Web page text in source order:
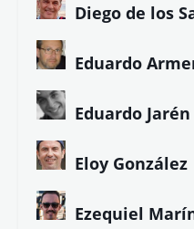
Diego de los
Eduardo
Eduardo Jarén
Eloy González
Ezequiel